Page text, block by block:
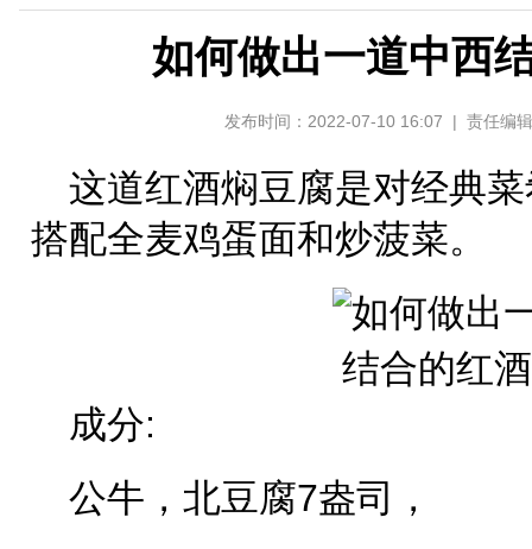
如何做出一道中西
发布时间：2022-07-10 16:07 | 责任
这道红酒焖豆腐是对经典
搭配全麦鸡蛋面和炒菠菜。
成分:
公牛，北豆腐7盎司，